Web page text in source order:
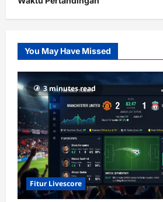
Slot
Gacor
RTP
terupdate
You May Have Missed
3 minutes read
Fitur Livescore